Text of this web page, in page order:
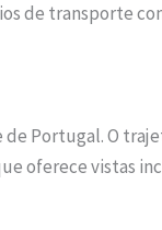
de transporte
Portugal. O
oferece vistas